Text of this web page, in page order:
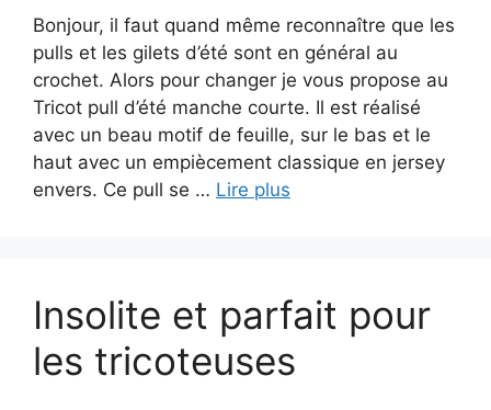
Bonjour, il faut quand même reconnaître que les
pulls et les gilets d’été sont en général au
crochet. Alors pour changer je vous propose au
Tricot pull d’été manche courte. Il est réalisé
avec un beau motif de feuille, sur le bas et le
haut avec un empiècement classique en jersey
envers. Ce pull se … Lire plus
Insolite et parfait pour
les tricoteuses